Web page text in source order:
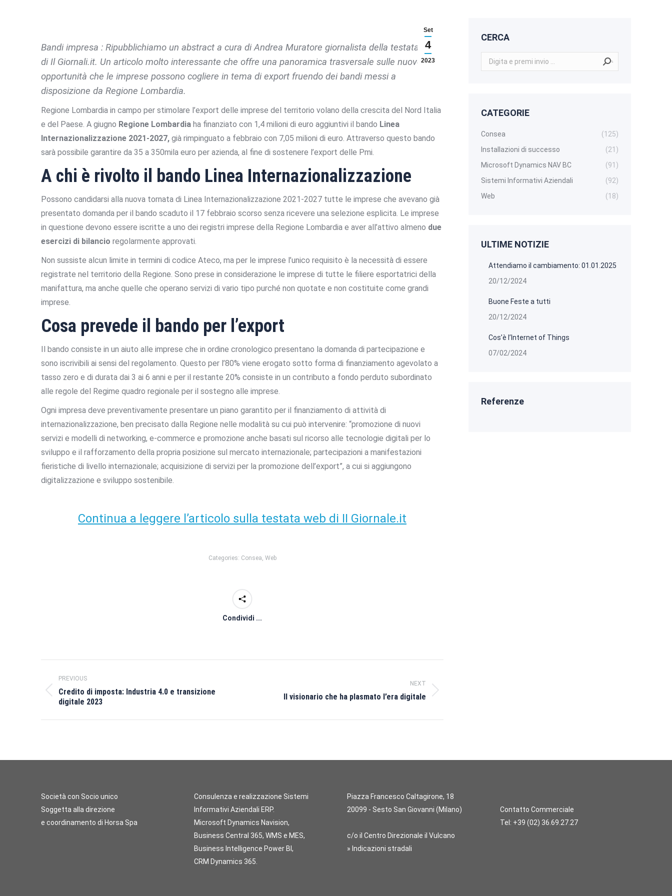
Set
4
2023
Bandi impresa : Ripubblichiamo un abstract a cura di Andrea Muratore giornalista della testata web
di Il Giornali.it. Un articolo molto interessante che offre una panoramica trasversale sulle nuove
opportunità che le imprese possono cogliere in tema di export fruendo dei bandi messi a
disposizione da Regione Lombardia.
Regione Lombardia in campo per stimolare l’export delle imprese del territorio volano della crescita del Nord Italia
e del Paese. A giugno Regione Lombardia ha finanziato con 1,4 milioni di euro aggiuntivi il bando Linea
Internazionalizzazione 2021-2027, già rimpinguato a febbraio con 7,05 milioni di euro. Attraverso questo bando
sarà possibile garantire da 35 a 350mila euro per azienda, al fine di sostenere l’export delle Pmi.
A chi è rivolto il bando Linea Internazionalizzazione
Possono candidarsi alla nuova tornata di Linea Internazionalizzazione 2021-2027 tutte le imprese che avevano già
presentato domanda per il bando scaduto il 17 febbraio scorso senza ricevere una selezione esplicita. Le imprese
in questione devono essere iscritte a uno dei registri imprese della Regione Lombardia e aver all’attivo almeno due
esercizi di bilancio regolarmente approvati.
Non sussiste alcun limite in termini di codice Ateco, ma per le imprese l’unico requisito è la necessità di essere
registrate nel territorio della Regione. Sono prese in considerazione le imprese di tutte le filiere esportatrici della
manifattura, ma anche quelle che operano servizi di vario tipo purché non quotate e non costituite come grandi
imprese.
Cosa prevede il bando per l’export
Il bando consiste in un aiuto alle imprese che in ordine cronologico presentano la domanda di partecipazione e
sono iscrivibili ai sensi del regolamento. Questo per l’80% viene erogato sotto forma di finanziamento agevolato a
tasso zero e di durata dai 3 ai 6 anni e per il restante 20% consiste in un contributo a fondo perduto subordinato
alle regole del Regime quadro regionale per il sostegno alle imprese.
Ogni impresa deve preventivamente presentare un piano garantito per il finanziamento di attività di
internazionalizzazione, ben precisato dalla Regione nelle modalità su cui può intervenire: “promozione di nuovi
servizi e modelli di networking, e-commerce e promozione anche basati sul ricorso alle tecnologie digitali per lo
sviluppo e il rafforzamento della propria posizione sul mercato internazionale; partecipazioni a manifestazioni
fieristiche di livello internazionale; acquisizione di servizi per la promozione dell’export”, a cui si aggiungono
digitalizzazione e sviluppo sostenibile.
Continua a leggere l’articolo sulla testata web di II Giornale.it
Categories: Consea, Web
Condividi ...
Post
navigation
PREVIOUS
Previous
Credito di imposta: Industria 4.0 e transizione
digitale 2023
NEXT
Il visionario che ha plasmato l’era digitale
CERCA
Search:
CATEGORIE
Consea
(125)
Installazioni di successo
(21)
Microsoft Dynamics NAV BC
(91)
Sistemi Informativi Aziendali
(92)
Web
(18)
ULTIME NOTIZIE
Attendiamo il cambiamento: 01.01.2025
20/12/2024
Buone Feste a tutti
20/12/2024
Cos’è l’Internet of Things
07/02/2024
Referenze
Società con Socio unico
Soggetta alla direzione
e coordinamento di Horsa Spa
Consulenza e realizzazione Sistemi
Informativi Aziendali ERP.
Microsoft Dynamics Navision,
Business Central 365, WMS e MES,
Business Intelligence Power BI,
CRM Dynamics 365.
Piazza Francesco Caltagirone, 18
20099 - Sesto San Giovanni (Milano)
c/o il Centro Direzionale il Vulcano
» Indicazioni stradali
Contatto Commerciale
Tel: +39 (02) 36.69.27.27